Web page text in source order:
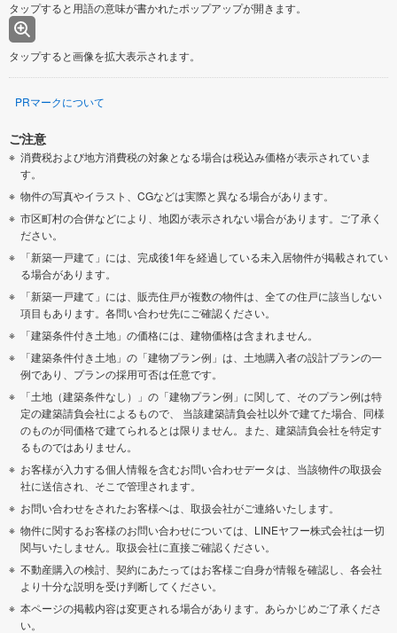
タップすると用語の意味が書かれたポップアップが開きます。
タップすると画像を拡大表示されます。
PRマークについて
ご注意
消費税および地方消費税の対象となる場合は税込み価格が表示されていま
す。
物件の写真やイラスト、CGなどは実際と異なる場合があります。
市区町村の合併などにより、地図が表示されない場合があります。ご了承く
ださい。
「新築一戸建て」には、完成後1年を経過している未入居物件が掲載されてい
る場合があります。
「新築一戸建て」には、販売住戸が複数の物件は、全ての住戸に該当しない
項目もあります。各問い合わせ先にご確認ください。
「建築条件付き土地」の価格には、建物価格は含まれません。
「建築条件付き土地」の「建物プラン例」は、土地購入者の設計プランの一
例であり、プランの採用可否は任意です。
「土地（建築条件なし）」の「建物プラン例」に関して、そのプラン例は特
定の建築請負会社によるもので、 当該建築請負会社以外で建てた場合、同様
のものが同価格で建てられるとは限りません。また、建築請負会社を特定す
るものではありません。
お客様が入力する個人情報を含むお問い合わせデータは、当該物件の取扱会
社に送信され、そこで管理されます。
お問い合わせをされたお客様へは、取扱会社がご連絡いたします。
物件に関するお客様のお問い合わせについては、LINEヤフー株式会社は一切
関与いたしません。取扱会社に直接ご確認ください。
不動産購入の検討、契約にあたってはお客様ご自身が情報を確認し、各会社
より十分な説明を受け判断してください。
本ページの掲載内容は変更される場合があります。あらかじめご了承くださ
い。